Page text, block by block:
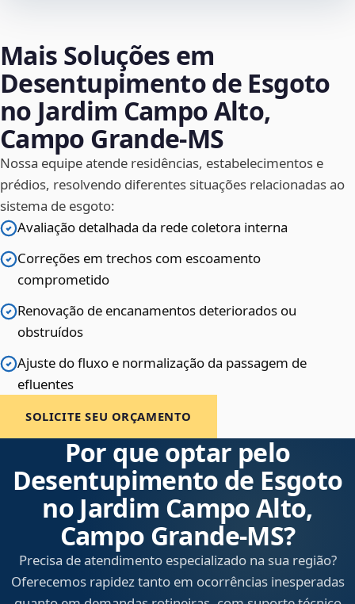
Mais Soluções em
Desentupimento de Esgoto
no Jardim Campo Alto,
Campo Grande‑MS
Nossa equipe atende residências, estabelecimentos e
prédios, resolvendo diferentes situações relacionadas ao
sistema de esgoto:
Avaliação detalhada da rede coletora interna
Correções em trechos com escoamento
comprometido
Renovação de encanamentos deteriorados ou
obstruídos
Ajuste do fluxo e normalização da passagem de
efluentes
SOLICITE SEU ORÇAMENTO
Por que optar pelo
Desentupimento de Esgoto
no Jardim Campo Alto,
Campo Grande‑MS?
Precisa de atendimento especializado na sua região?
Oferecemos rapidez tanto em ocorrências inesperadas